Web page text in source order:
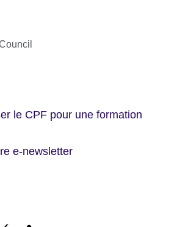
le CPF pour une formation
e-newsletter